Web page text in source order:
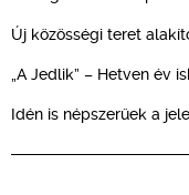
Új közösségi teret
„A Jedlik” – Hetven év
Idén is népszerűek a